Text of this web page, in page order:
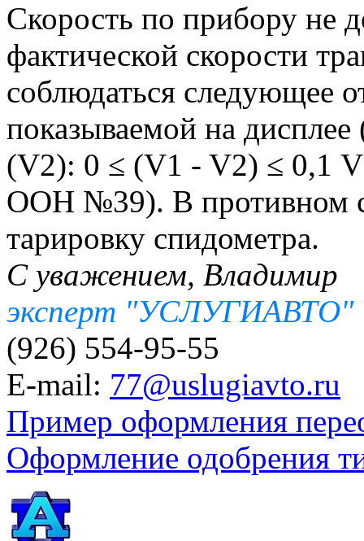
Скорость по прибору не
фактической скорости
соблюдаться следующее
показываемой на
(V2): 0 ≤ (V1 - V2) ≤ 0,1
ООН №39). В противном
тарировку спидометра.
С уважением, Владимир
эксперт "УСЛУГИАВТО"
(926) 554-95-55
E-mail: 77@uslugiavto.ru
Пример оформления
Оформление одобрения